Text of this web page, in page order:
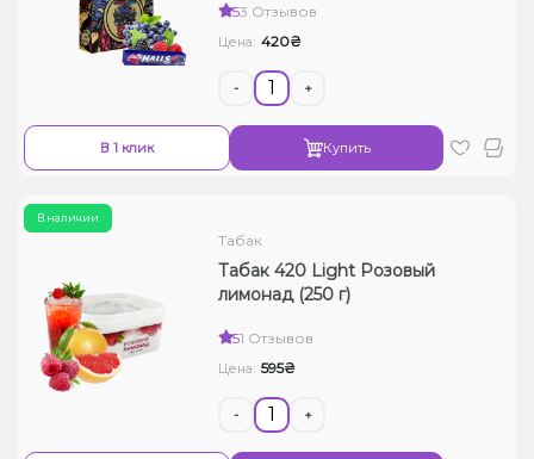
53 Отзывов
Цена: 420₴
- +
В 1 клик Купить
В наличии
Табак
Табак 420 Light Розовый
лимонад (250 г)
51 Отзывов
Цена: 595₴
- +